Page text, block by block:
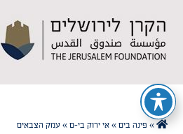
» פינה בים »אי ירוק בי-ם »עמק הצבאים